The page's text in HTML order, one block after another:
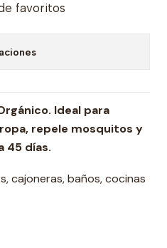
favoritos
Ideal para
repele mosquitos y
45 días.
cajoneras, baños, cocinas